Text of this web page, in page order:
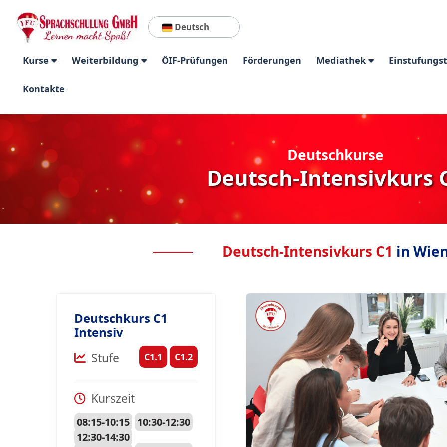
Deutsch
Kurse Weiterbildung ÖIF-Prüfungen Förderungen Mediathek
Kontakte
Deutschkurse
Deutsch-Intensivkurs
Deutsch-Intensivkurs C1 in
Deutschkurs C1
Intensiv
Stufe C1.1 C1.2
Kurszeit
08:15-10:15
10:30-12:30
12:30-14:30